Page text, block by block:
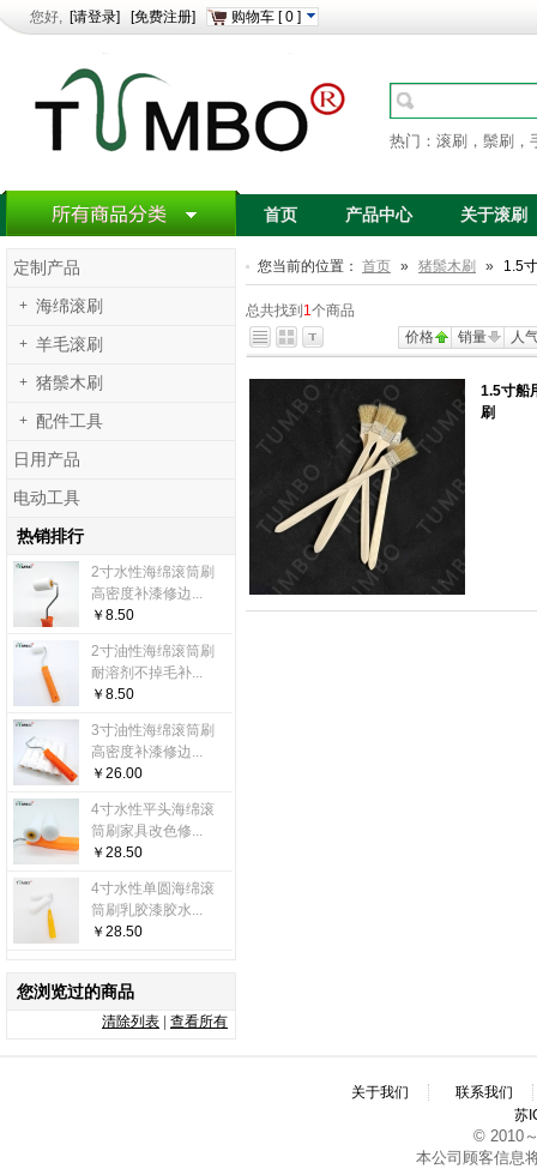
您好, [请登录] [免费注册] 购物车 [ 0 ]
热门：滚刷，鬃刷，
首页 产品中心 关于滚刷
您当前的位置： 首页 » 猪鬃木刷 » 1.5
总共找到 1个商品
价格
销量 人
1.5寸船
刷
定制产品
+ 海绵滚刷
+ 羊毛滚刷
+ 猪鬃木刷
+ 配件工具
日用产品
电动工具
热销排行
2寸水性海绵滚筒刷
高密度补漆修边...
￥8.50
2寸油性海绵滚筒刷
耐溶剂不掉毛补...
￥8.50
3寸油性海绵滚筒刷
高密度补漆修边...
￥26.00
4寸水性平头海绵滚
筒刷家具改色修...
￥28.50
4寸水性单圆海绵滚
筒刷乳胶漆胶水...
￥28.50
您浏览过的商品
清除列表 查看所有
关于我们
联系我们
苏
© 2010
本公司顾客信息